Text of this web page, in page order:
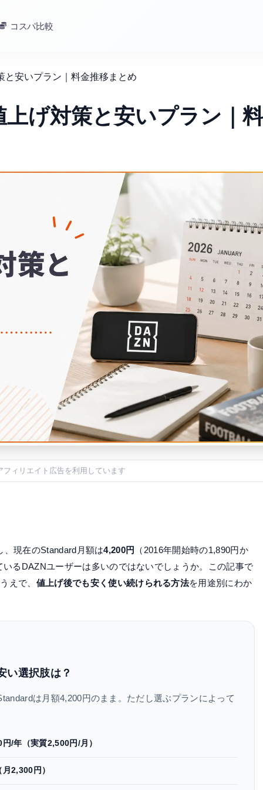
コスパ比較
安いプラン｜料金推移まとめ
げ対策と安いプラン｜
フィリエイト広告を利用しています
、現在のStandard月額は4,200円
（2016年開始時の1,890円か
るDAZNユーザーは多いのではないでしょうか。この記事で
えで、 値上げ後でも安く使い続けられる方法を用途別にわか
い選択肢は？
は月額4,200円のまま。ただし選ぶプランによって
/年（実質2,500円/月）
2,300円）